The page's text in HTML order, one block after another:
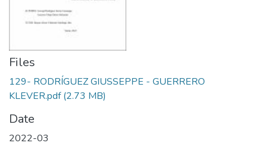
Files
129- RODRÍGUEZ GIUSSEPPE - GUERRERO
KLEVER.pdf(2.73 MB)
Date
2022-03